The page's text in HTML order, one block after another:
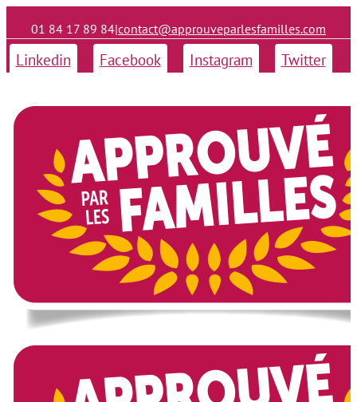
01 84 17 89 84|contact@approuveparlesfamilles.com
Linkedin Facebook Instagram Twitter